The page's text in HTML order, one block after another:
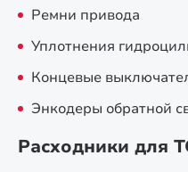
Ремни привода
Уплотнения
Концевые
Энкодеры обратной
Расходники для